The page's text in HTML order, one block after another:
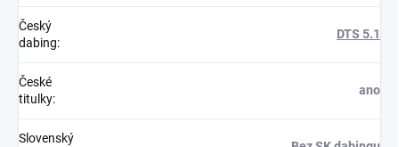
Český
dabing:
DTS 5.1
České
titulky:
ano
Slovenský